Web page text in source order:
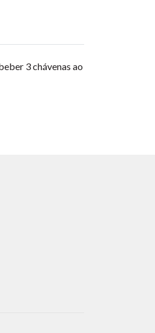
3 chávenas ao